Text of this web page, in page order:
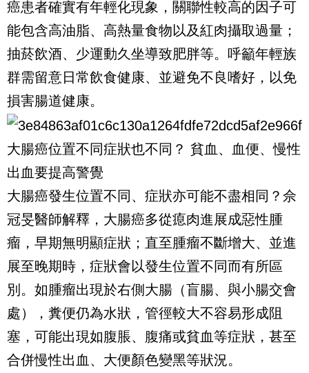
癌患者確實有年輕化現象，關聯性較高的因子可
能包含高油脂、高熱量食物以及紅肉攝取過量；
抽菸飲酒、少運動久坐導致肥胖等。呼籲年輕族
群需留意日常飲食健康、並避免不良嗜好，以免
損害腸道健康。
大腸癌位置不同症狀也不同？ 貧血、血便、慢性
出血要提高警覺
大腸癌發生位置不同、症狀亦可能不盡相同？佘
冠旻醫師解釋，大腸癌多從瘜肉進展成惡性腫
瘤，早期無明顯症狀；直至腫瘤不斷增大、並進
展至晚期時，症狀會以發生位置不同而有所區
別。如腫瘤出現於右側大腸（盲腸、與小腸交會
處），糞便仍為水狀，管徑較大不容易形成阻
塞，可能出現如腹脹、腹痛或貧血等症狀，甚至
合併慢性出血、大便顏色變黑等狀況。